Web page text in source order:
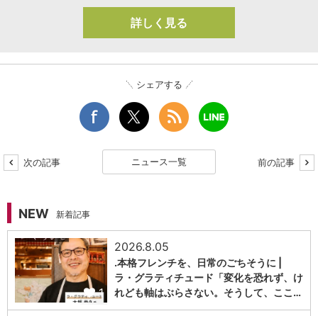
詳しく見る
シェアする
次の記事 ニュース一覧 前の記事
NEW 新着記事
1
2026.8.05
.本格フレンチを、日常のごちそうに |
ラ・グラティチュード「変化を恐れず、け
れども軸はぶらさない。そうして、ここ…